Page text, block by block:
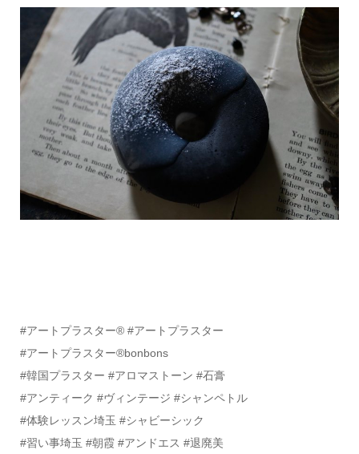
#アートプラスター®️ #アートプラスター
#アートプラスター®bonbons
#韓国プラスター #アロマストーン #石膏
#アンティーク #ヴィンテージ #シャンペトル
#体験レッスン埼玉 #シャビーシック
#習い事埼玉 #朝霞 #アンドエス #退廃美